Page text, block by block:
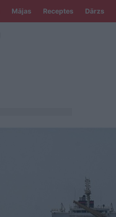
Mājas Receptes Dārzs